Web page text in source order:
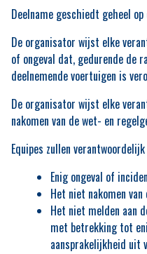
Deelname geschiedt geheel
De organisator wijst elke
of ongeval dat, gedurende de
deelnemende voertuigen is
De organisator wijst elke
nakomen van de wet- en
Equipes zullen
Enig ongeval of
Het niet nakomen
Het niet melden aan
met betrekking tot
aansprakelijkheid uit